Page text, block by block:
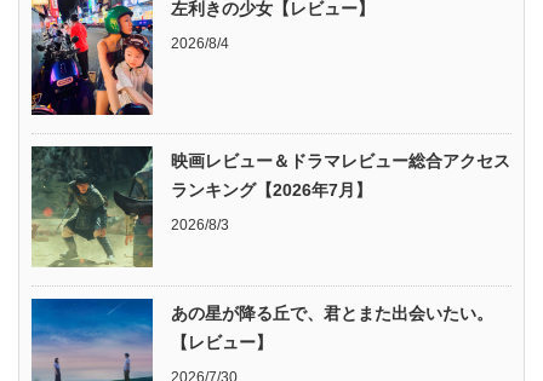
左利きの少女【レビュー】
2026/8/4
映画レビュー＆ドラマレビュー総合アクセス
ランキング【2026年7月】
2026/8/3
あの星が降る丘で、君とまた出会いたい。
【レビュー】
2026/7/30